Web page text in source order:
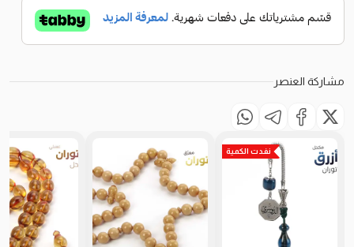
مشاركة العنصر
نفدت الكمية